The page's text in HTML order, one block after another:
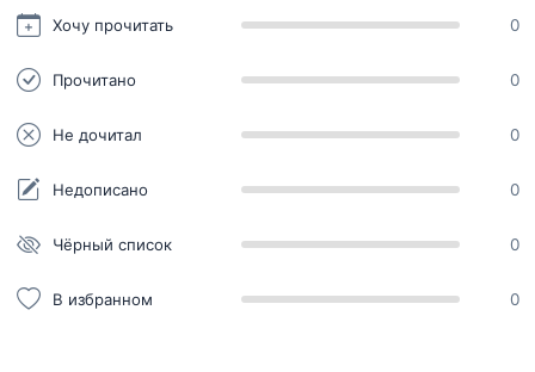
Хочу прочитать 0
Прочитано 0
Не дочитал 0
Недописано 0
Чёрный список 0
В избранном 0